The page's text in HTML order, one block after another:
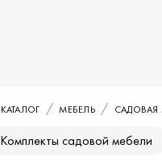
КАТАЛОГ МЕБЕЛЬ САДОВАЯ
Комплекты садовой мебели